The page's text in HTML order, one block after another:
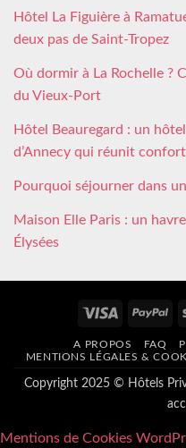
Hôtel La Figuière à
deux pas de Saint-Tropez
Où dormir à La Rochelle ?
du Vieux-Port
Hôtel Beauregard : un
d’Annecy qui réunit
Pourquoi séjourner dans
Maison Elle Paris : un
Élysées
Visa
A PROPOS FAQ
MENTIONS LÉGALES &
Copyright 2025 © Hôtels
Mentions de Cookies